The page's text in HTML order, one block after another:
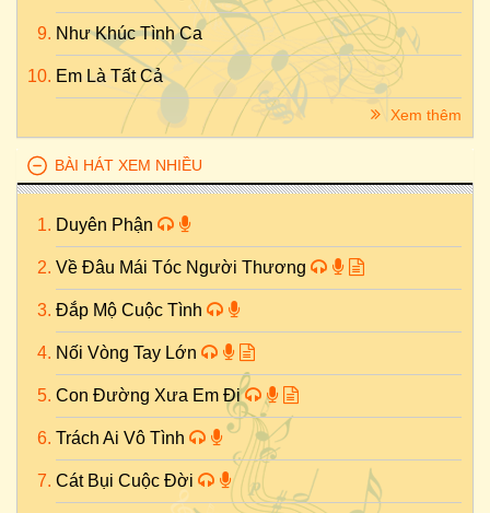
Như Khúc Tình Ca
Em Là Tất Cả
Xem thêm
BÀI HÁT XEM NHIỀU
Duyên Phận
Về Đâu Mái Tóc Người Thương
Đắp Mộ Cuộc Tình
Nối Vòng Tay Lớn
Con Đường Xưa Em Đi
Trách Ai Vô Tình
Cát Bụi Cuộc Đời